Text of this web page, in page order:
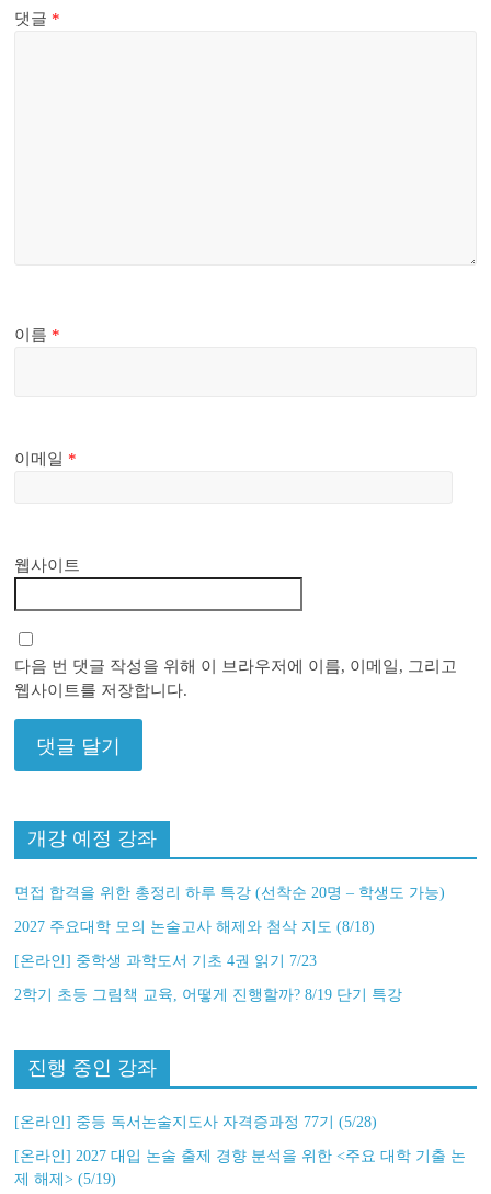
댓글 *
이름 *
이메일 *
웹사이트
다음 번 댓글 작성을 위해 이 브라우저에 이름, 이메일, 그리고
웹사이트를 저장합니다.
개강 예정 강좌
면접 합격을 위한 총정리 하루 특강 (선착순 20명 – 학생도 가능)
2027 주요대학 모의 논술고사 해제와 첨삭 지도 (8/18)
[온라인] 중학생 과학도서 기초 4권 읽기 7/23
2학기 초등 그림책 교육, 어떻게 진행할까? 8/19 단기 특강
진행 중인 강좌
[온라인] 중등 독서논술지도사 자격증과정 77기 (5/28)
[온라인] 2027 대입 논술 출제 경향 분석을 위한 <주요 대학 기출 논
제 해제> (5/19)